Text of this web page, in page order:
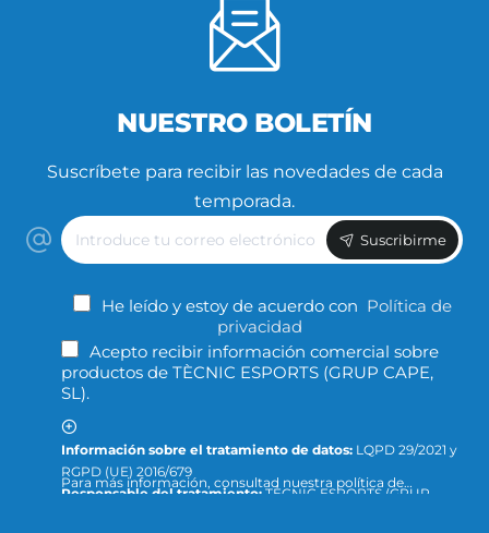
NUESTRO BOLETÍN
Suscríbete para recibir las novedades de cada
temporada.
Introduce
tu
correo
Suscribirme
He leído y estoy de acuerdo con Política de
privacidad
Acepto recibir información comercial sobre
productos de TÈCNIC ESPORTS (GRUP CAPE,
SL).
Información sobre el tratamiento de datos: LQPD 29/2021 y
RGPD (UE) 2016/679
Responsable del tratamiento:
Para más información, consultad nuestra política de